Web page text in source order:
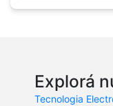
Explorá
Tecnologia